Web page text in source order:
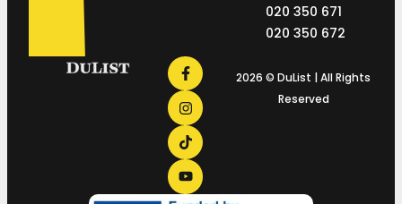
020 350 671
020 350 672
2026 © DuList | All Rights
Reserved